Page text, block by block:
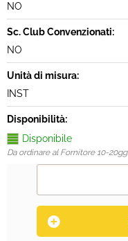
NO
Sc. Club Convenzionati:
NO
Unità di misura:
INST
Disponibilità:
Disponibile
Da ordinare al Fornitore 10-20gg